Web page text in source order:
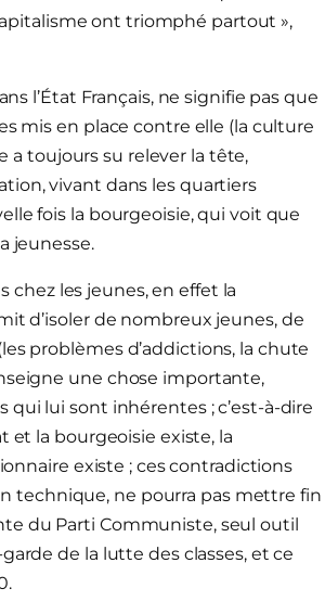
ont triomphé partout »,
l’État Français, ne signifie pas que
mis en place contre elle (la culture
a toujours su relever la tête,
vivant dans les quartiers
fois la bourgeoisie, qui voit que
jeunesse.
les jeunes, en effet la
d’isoler de nombreux jeunes, de
problèmes d’addictions, la chute
une chose importante,
lui sont inhérentes ; c’est-à-dire
la bourgeoisie existe, la
existe ; ces contradictions
technique, ne pourra pas mettre fin
du Parti Communiste, seul outil
de la lutte des classes, et ce